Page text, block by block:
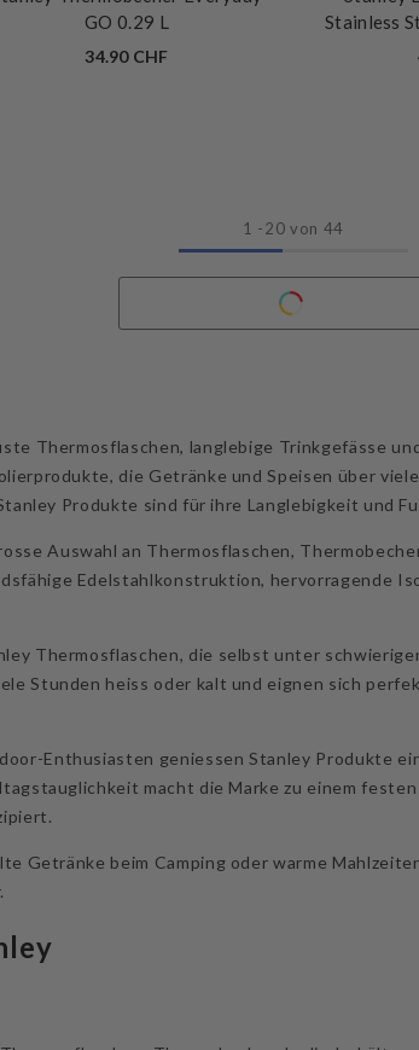
GO 0.29 L
34.90 CHF
Stainless
1 -20 von 44
Thermosflaschen, langlebige Trinkgefässe
die Getränke und Speisen über
Produkte sind für ihre Langlebigkeit und
Auswahl an Thermosflaschen,
Edelstahlkonstruktion, hervorragende
Thermosflaschen, die selbst unter
Stunden heiss oder kalt und eignen sich
Enthusiasten geniessen Stanley Produkte
macht die Marke zu einem
Getränke beim Camping oder warme